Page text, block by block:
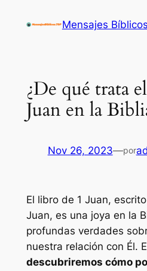
Mensajes Bíblicos
¿De qué trata
Juan en la
Nov 26, 2023—por
El libro de 1 Juan,
Juan, es una joya en la
profundas verdades
nuestra relación con Él.
descubriremos cómo